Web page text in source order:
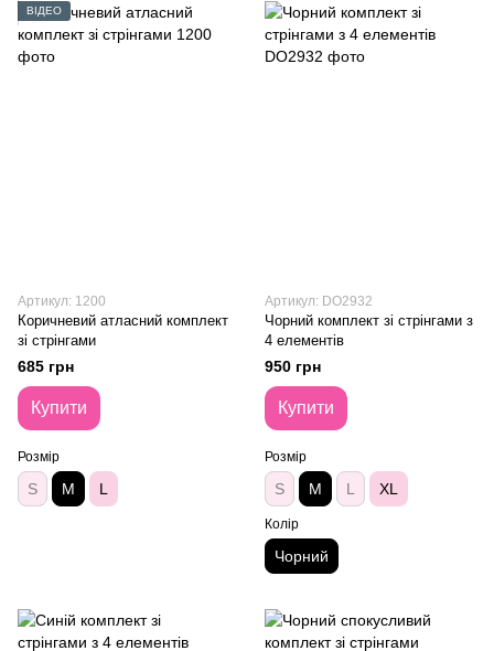
ВІДЕО
Артикул: 1200
Коричневий атласний комплект
зі стрінгами
685 грн
Купити
Розмір
S M L
Артикул: DO2932
Чорний комплект зі стрінгами з
4 елементів
950 грн
Купити
Розмір
S M L XL
Колір
Чорний